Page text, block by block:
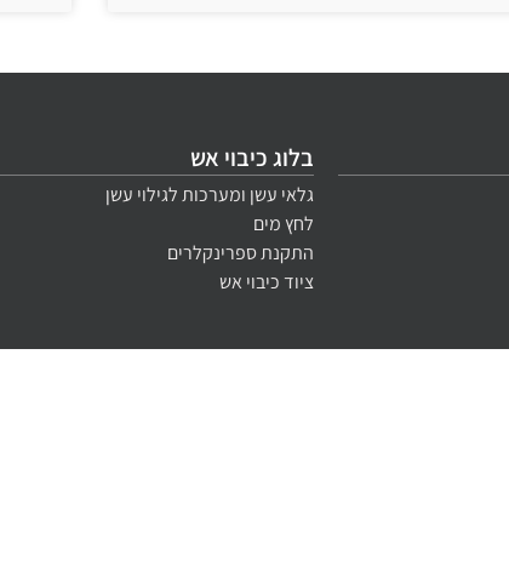
בלוג כיבוי אש
גלאי עשן ומערכות לגילוי עשן
לחץ מים
התקנת ספרינקלרים
ציוד כיבוי אש